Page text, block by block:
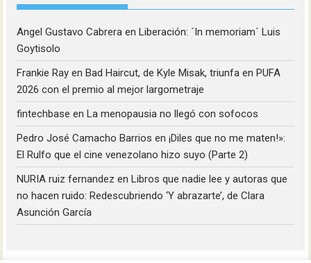
Angel Gustavo Cabrera enLiberación: ´In memoriam´ Luis
Goytisolo
Frankie Ray enBad Haircut, de Kyle Misak, triunfa en PUFA
2026 con el premio al mejor largometraje
fintechbase enLa menopausia no llegó con sofocos
Pedro José Camacho Barrios en¡Diles que no me maten!»:
El Rulfo que el cine venezolano hizo suyo (Parte 2)
NURIA ruiz fernandez enLibros que nadie lee y autoras que
no hacen ruido: Redescubriendo ‘Y abrazarte’, de Clara
Asunción García